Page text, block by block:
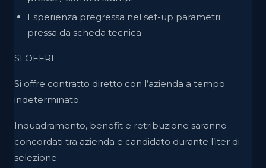
Esperienza pregressa nel set-up parametri
pressa da scheda tecnica
SI OFFRE:
Si offre contratto diretto con l’azienda a tempo
indeterminato.
Inquadramento, benefit e retribuzione saranno
concordati tra azienda e candidato durante l’iter di
selezione.